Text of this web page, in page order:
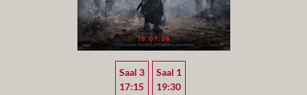
Saal 3
17:15
Saal 1
19:30